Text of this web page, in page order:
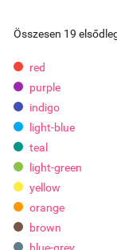
Összesen 19
red
purple
indigo
light-blue
teal
light-green
yellow
orange
brown
blue-grey